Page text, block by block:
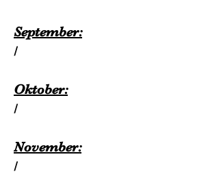
September:
/
Oktober:
/
November:
/